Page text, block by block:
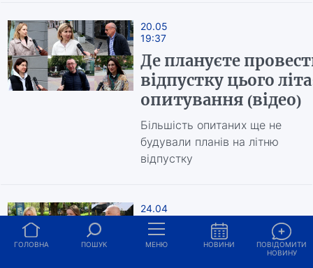
20.05
19:37
Де плануєте
відпустку цього
опитування (відео)
Більшість опитаних ще не
будували планів на літню
відпустку
24.04
16:04
Скільки в місяць
ГОЛОВНА ПОШУК МЕНЮ НОВИНИ
ПОВІДОМИТИ
НОВИНУ